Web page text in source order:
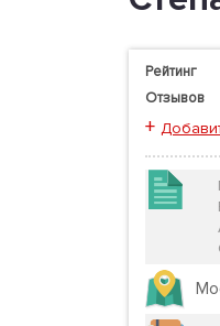
Рейтинг
Отзывов
+